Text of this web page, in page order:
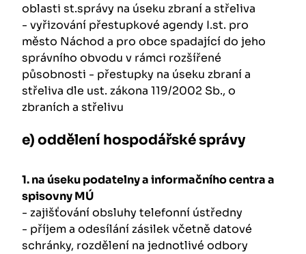
oblasti st.správy na úseku zbraní a střeliva
- vyřizování přestupkové agendy I.st. pro
město Náchod a pro obce spadající do jeho
správního obvodu v rámci rozšířené
působnosti - přestupky na úseku zbraní a
střeliva dle ust. zákona 119/2002 Sb., o
zbraních a střelivu
e) oddělení hospodářské správy
1. na úseku podatelny a informačního centra a
spisovny MÚ
- zajišťování obsluhy telefonní ústředny
- příjem a odesílání zásilek včetně datové
schránky, rozdělení na jednotlivé odbory